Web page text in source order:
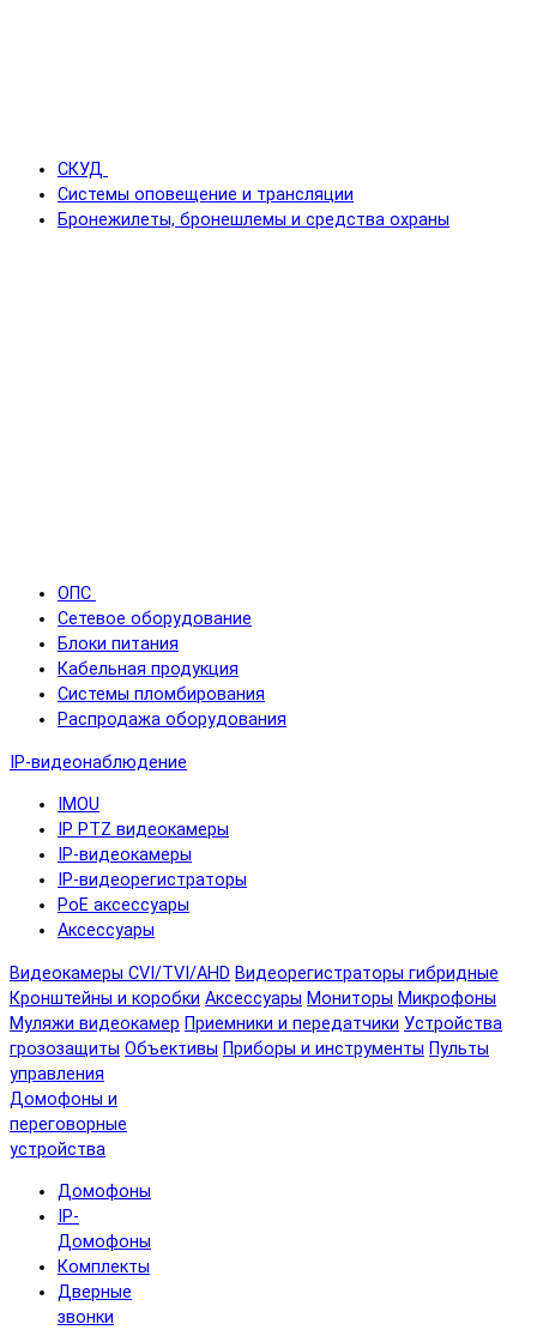
СКУД
Системы оповещение и трансляции
Бронежилеты, бронешлемы и средства охраны
ОПС
Сетевое оборудование
Блоки питания
Кабельная продукция
Системы пломбирования
Распродажа оборудования
IP-видеонаблюдение
IMOU
IP PTZ видеокамеры
IP-видеокамеры
IP-видеорегистраторы
PoE аксессуары
Аксессуары
Видеокамеры CVI/TVI/AHD Видеорегистраторы гибридные
Кронштейны и коробки Аксессуары Мониторы Микрофоны
Муляжи видеокамер Приемники и передатчики Устройства
грозозащиты Объективы Приборы и инструменты Пульты
управления
Домофоны и
переговорные
устройства
Домофоны
IP-
Домофоны
Комплекты
Дверные
звонки